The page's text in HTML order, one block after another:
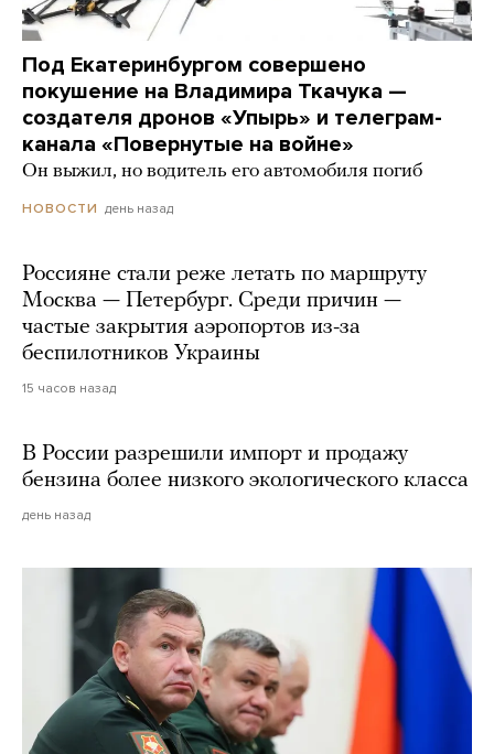
Под Екатеринбургом совершено
покушение на Владимира Ткачука —
создателя дронов «Упырь» и телеграм-
канала «Повернутые на войне»
Он выжил, но водитель его автомобиля погиб
НОВОСТИ день назад
Россияне стали реже летать по маршруту
Москва — Петербург. Среди причин —
частые закрытия аэропортов из-за
беспилотников Украины
15 часов назад
В России разрешили импорт и продажу
бензина более низкого экологического класса
день назад